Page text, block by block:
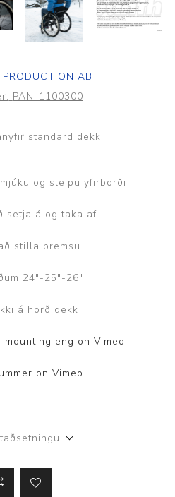
AB
PAN-1100300
standard dekk
og sleipu yfirborði
setja á og taka af
stilla bremsu
24"-25"-26"
á hörð dekk
mounting eng on Vimeo
on Vimeo